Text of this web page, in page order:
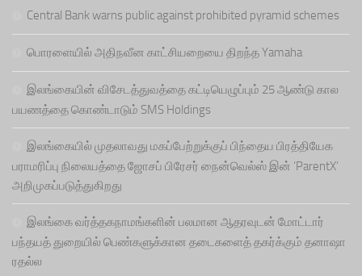
Central Bank warns public against prohibited pyramid schemes
பொரளையில் அதிநவீன காட்சியறையை திறந்த Yamaha
இலங்கையின் விசேடத்துவத்தை கட்டியெழுப்பும் 25 ஆண்டு கால
பயணத்தை கொண்டாடும் SMS Holdings
இலங்கையில் முதலாவது மகப்பேற்றுக்குப் பிந்தைய பிரத்தியேக
பராமரிப்பு நிலையத்தை ஜோசப் பிரேசர் நைன்வெல்ஸ் இன் ‘ParentX’
அறிமுகப்படுத்துகிறது
இலங்கை வர்த்தகநாமங்களின் பலமான ஆதரவுடன் மோட்டார்
பந்தயத் துறையில் பெண்களுக்கான தடைகளைத் தகர்க்கும் தனாஷா
ரதல்ல